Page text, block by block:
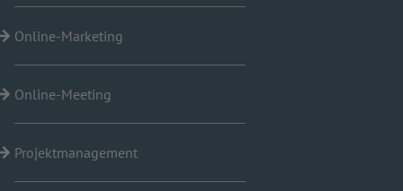
Online-Marketing
Online-Meeting
Projektmanagement